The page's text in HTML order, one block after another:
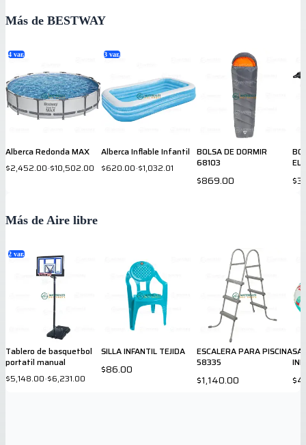
Más de BESTWAY
4 var.
Alberca Redonda MAX
$2,452.00-$10,502.00
3 var.
Alberca Inflable Infantil
$620.00-$1,032.01
BOLSA DE DORMIR
68103
$869.00
Más de Aire libre
2 var.
Tablero de basquetbol
portatil manual
$5,148.00-$6,231.00
SILLA INFANTIL TEJIDA
$86.00
ESCALERA PARA PISCINA
58335
$1,140.00